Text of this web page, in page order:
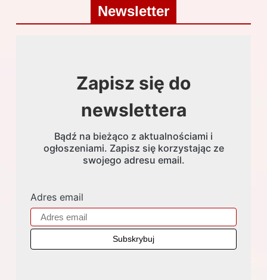
Newsletter
Zapisz się do
newslettera
Bądź na bieżąco z aktualnościami i
ogłoszeniami. Zapisz się korzystając ze
swojego adresu email.
Adres email